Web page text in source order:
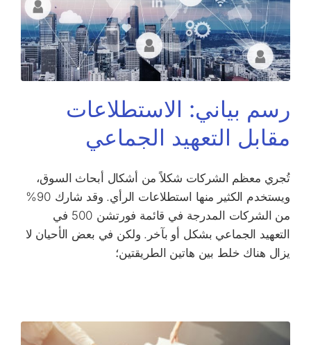
رسم بياني: الاستطلاعات
مقابل التعهيد الجماعي
تُجري معظم الشركات شكلاً من أشكال أبحاث السوق،
ويستخدم الكثير منها استطلاعات الرأي. وقد شارك 90%
من الشركات المدرجة في قائمة فورتشن 500 في
التعهيد الجماعي بشكل أو بآخر. ولكن في بعض الأحيان لا
يزال هناك خلط بين هاتين الطريقتين؛